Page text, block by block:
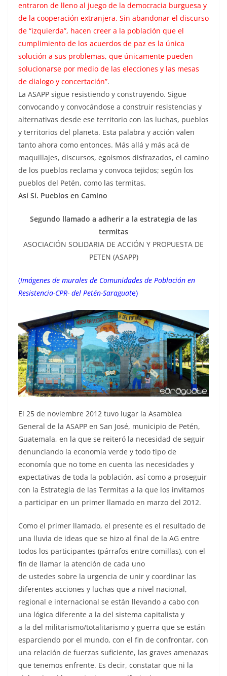
entraron de lleno al juego de la democracia burguesa y
de la cooperación extranjera. Sin abandonar el discurso
de “izquierda”, hacen creer a la población que el
cumplimiento de los acuerdos de paz es la única
solución a sus problemas, que únicamente pueden
solucionarse por medio de las elecciones y las mesas
de dialogo y concertación”.
La ASAPP sigue resistiendo y construyendo. Sigue
convocando y convocándose a construir resistencias y
alternativas desde ese territorio con las luchas, pueblos
y territorios del planeta. Esta palabra y acción valen
tanto ahora como entonces. Más allá y más acá de
maquillajes, discursos, egoísmos disfrazados, el camino
de los pueblos reclama y convoca tejidos; según los
pueblos del Petén, como las termitas.
Así Sí. Pueblos en Camino
Segundo llamado a adherir a la estrategia de las
termitas
ASOCIACIÓN SOLIDARIA DE ACCIÓN Y PROPUESTA DE
PETEN (ASAPP)
(Imágenes de murales de Comunidades de Población en
Resistencia-CPR- del Petén-Saraguate)
El 25 de noviembre 2012 tuvo lugar la Asamblea
General de la ASAPP en San José, municipio de Petén,
Guatemala, en la que se reiteró la necesidad de seguir
denunciando la economía verde y todo tipo de
economía que no tome en cuenta las necesidades y
expectativas de toda la población, así como a proseguir
con la Estrategia de las Termitas a la que los invitamos
a participar en un primer llamado en marzo del 2012.
Como el primer llamado, el presente es el resultado de
una lluvia de ideas que se hizo al final de la AG entre
todos los participantes (párrafos entre comillas), con el
fin de llamar la atención de cada uno
de ustedes sobre la urgencia de unir y coordinar las
diferentes acciones y luchas que a nivel nacional,
regional e internacional se están llevando a cabo con
una lógica diferente a la del sistema capitalista y
a la del militarismo/totalitarismo y guerra que se están
esparciendo por el mundo, con el fin de confrontar, con
una relación de fuerzas suficiente, las graves amenazas
que tenemos enfrente. Es decir, constatar que ni la